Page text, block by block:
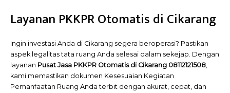
Layanan PKKPR Otomatis di Cikarang
Ingin investasi Anda di Cikarang segera beroperasi? Pastikan
aspek legalitas tata ruang Anda selesai dalam sekejap. Dengan
layanan Pusat Jasa PKKPR Otomatis di Cikarang 08112121508,
kami memastikan dokumen Kesesuaian Kegiatan
Pemanfaatan Ruang Anda terbit dengan akurat, cepat, dan